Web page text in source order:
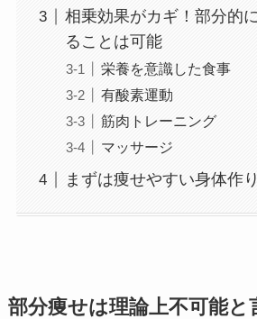
相乗効果がカギ！部分的
ることは可能
栄養を意識した食事
有酸素運動
筋肉トレーニング
マッサージ
まずは痩せやすい身体作
部分痩せは理論上不可能と